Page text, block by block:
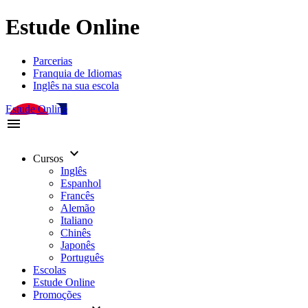
Estude Online
Parcerias
Franquia de Idiomas
Inglês na sua escola
Estude Online
menu
Cursos keyboard_arrow_down
Inglês
Espanhol
Francês
Alemão
Italiano
Chinês
Japonês
Português
Escolas
Estude Online
Promoções